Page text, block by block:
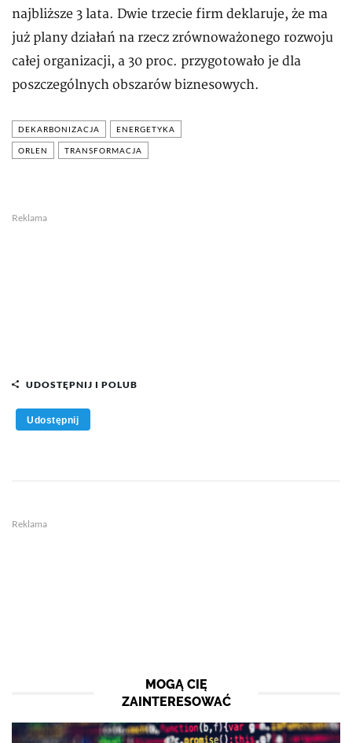
najbliższe 3 lata. Dwie trzecie firm deklaruje, że ma
już plany działań na rzecz zrównoważonego rozwoju
całej organizacji, a 30 proc. przygotowało je dla
poszczególnych obszarów biznesowych.
DEKARBONIZACJA ENERGETYKA
ORLEN TRANSFORMACJA
Reklama
UDOSTĘPNIJ I POLUB
Udostępnij
Reklama
MOGĄ CIĘ
ZAINTERESOWAĆ